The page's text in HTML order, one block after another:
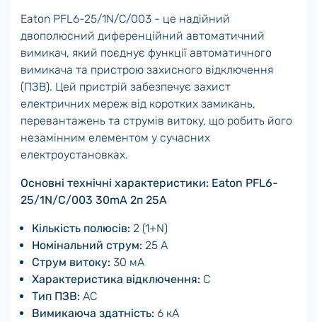
Eaton PFL6-25/1N/C/003 - це надійний
двополюсний диференційний автоматичний
вимикач, який поєднує функції автоматичного
вимикача та пристрою захисного відключення
(ПЗВ). Цей пристрій забезпечує захист
електричних мереж від коротких замикань,
перевантажень та струмів витоку, що робить його
незамінним елементом у сучасних
електроустановках.
Основні технічні характеристики: Eaton PFL6-
25/1N/C/003 30mA 2п 25A
Кількість полюсів: 2 (1+N)
Номінальний струм: 25 А
Струм витоку: 30 мА
Характеристика відключення: C
Тип ПЗВ: AC
Вимикаюча здатність: 6 кА